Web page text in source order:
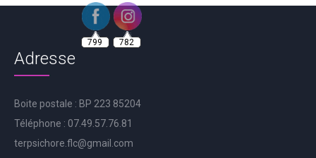
Adresse
Boite postale : BP 223 85204
Téléphone : 07.49.57.76.81
terpsichore.flc@gmail.com
799 782